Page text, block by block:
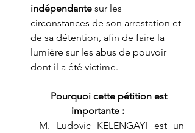
indépendante sur les
circonstances de son arrestation et
de sa détention, afin de faire la
lumière sur les abus de pouvoir
dont il a été victime.
importante :